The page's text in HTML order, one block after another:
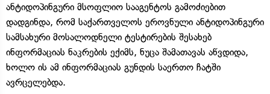
ანტიდოპინგური მსოფლიო სააგენტოს გამოძიებით
დადგინდა, რომ საქართველოს ეროვნული ანტიდოპინგური
სამსახური მოსალოდნელი ტესტირების შესახებ
ინფორმაციას ნაკრების ექიმს, ნუცა შამათავას აწვდიდა,
ხოლო ის ამ ინფორმაციას გუნდის საერთო ჩატში
ავრცელებდა.